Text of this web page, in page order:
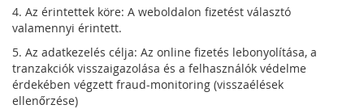
4. Az érintettek köre: A weboldalon fizetést választó
valamennyi érintett.
5. Az adatkezelés célja: Az online fizetés lebonyolítása, a
tranzakciók visszaigazolása és a felhasználók védelme
érdekében végzett fraud-monitoring (visszaélések
ellenőrzése)